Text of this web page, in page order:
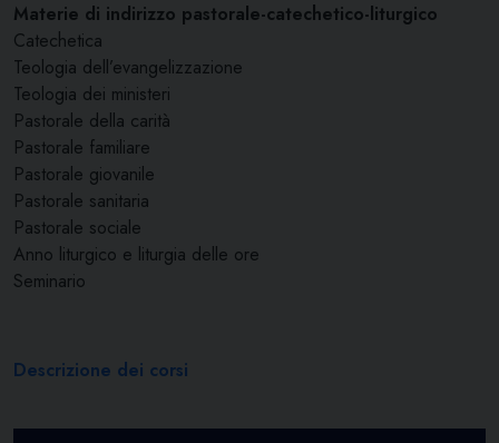
Materie di indirizzo pastorale-catechetico-liturgico
Catechetica
Teologia dell’evangelizzazione
Teologia dei ministeri
Pastorale della carità
Pastorale familiare
Pastorale giovanile
Pastorale sanitaria
Pastorale sociale
Anno liturgico e liturgia delle ore
Seminario
Descrizione dei corsi